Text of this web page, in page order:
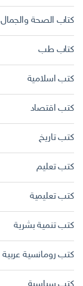
كتاب الصحة والجمال
كتاب طب
كتب اسلامية
كتب اقتصاد
كتب تاريخ
كتب تعليم
كتب تعليمية
كتب تنمية بشرية
كتب رومانسية عربية